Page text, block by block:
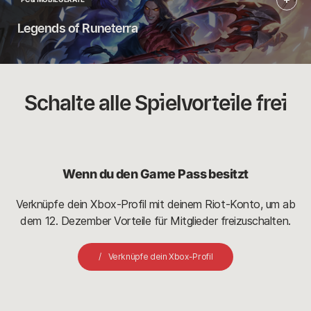
Mehr
Informationen
Legends of Runeterra
Schalte alle Spielvorteile frei
Wenn du den Game Pass besitzt
Verknüpfe dein Xbox-Profil mit deinem Riot-Konto, um ab
dem 12. Dezember Vorteile für Mitglieder freizuschalten.
Verknüpfe dein Xbox-Profil